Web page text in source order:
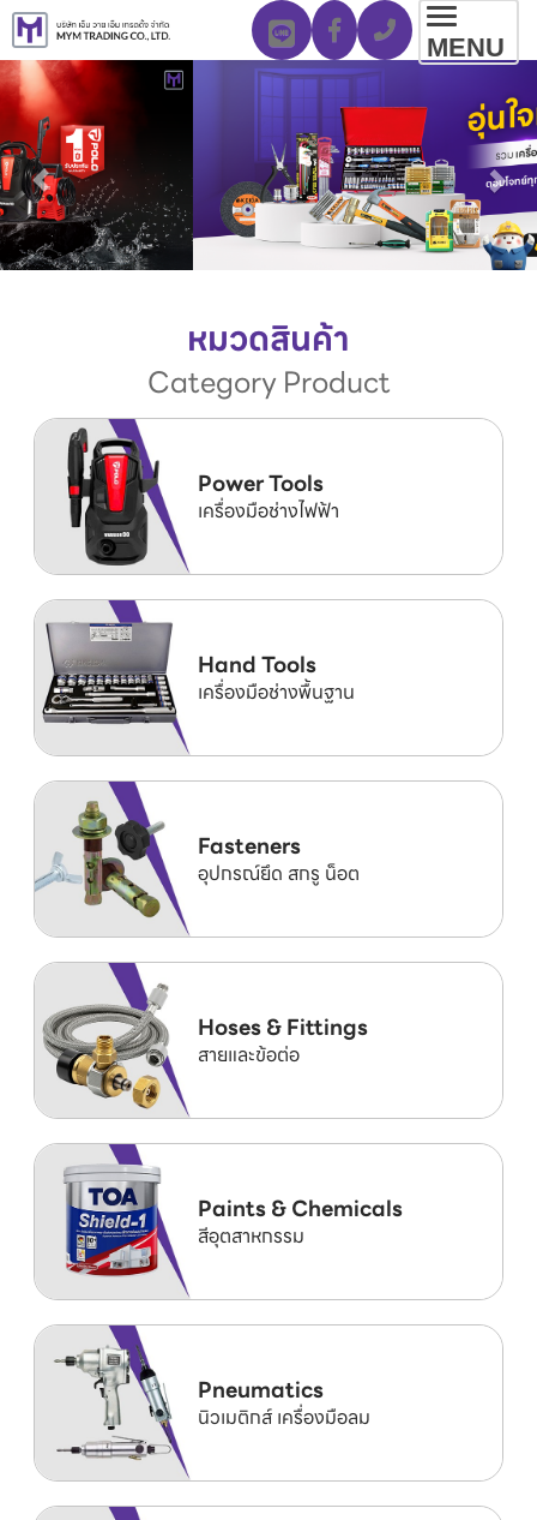
MENU
หมวดสินค้า
Category Product
Power Tools
เครื่องมือช่างไฟฟ้า
Hand Tools
เครื่องมือช่างพื้นฐาน
Fasteners
อุปกรณ์ยึด สกรู น็อต
Hoses & Fittings
สายและข้อต่อ
Paints & Chemicals
สีอุตสาหกรรม
Pneumatics
นิวเมติกส์ เครื่องมือลม